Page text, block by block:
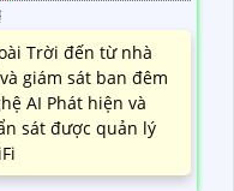
Trời đến từ nhà
giám sát ban đêm
AI Phát hiện và
sát được quản lý